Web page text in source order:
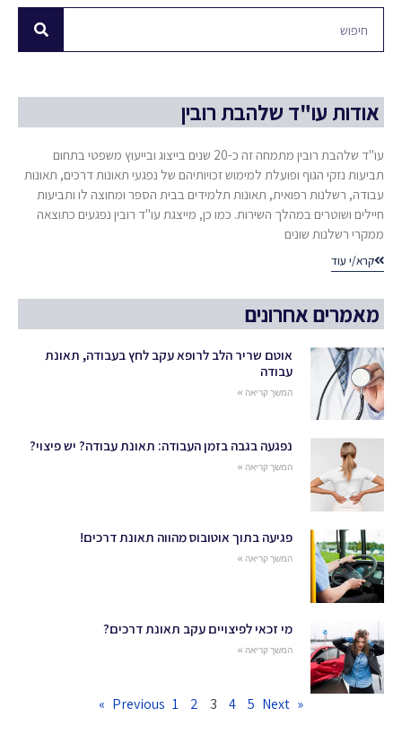
אודות עו"ד שלהבת רובין
עו"ד שלהבת רובין מתמחה זה כ-20 שנים בייצוג ובייעוץ משפטי בתחום
תביעות נזקי הגוף ופועלת למימוש זכויותיהם של נפגעי תאונות דרכים, תאונות
עבודה, רשלנות רפואית, תאונות תלמידים בבית הספר ומחוצה לו ותביעות
חיילים ושוטרים במהלך השירות. כמו כן, מייצגת עו"ד רובין נפגעים כתוצאה
ממקרי רשלנות שונים
קרא/י עוד
מאמרים אחרונים
אוטם שריר הלב לרופא עקב לחץ בעבודה, תאונת
עבודה
המשך קריאה »
נפגעה בגבה בזמן העבודה: תאונת עבודה? יש פיצוי?
המשך קריאה »
פגיעה בתוך אוטובוס מהווה תאונת דרכים!
המשך קריאה »
מי זכאי לפיצויים עקב תאונת דרכים?
המשך קריאה »
« Previous
1 2 3 4 5 Next »